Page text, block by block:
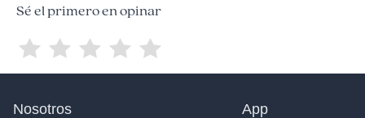
Sé el primero en opinar
Nosotros App